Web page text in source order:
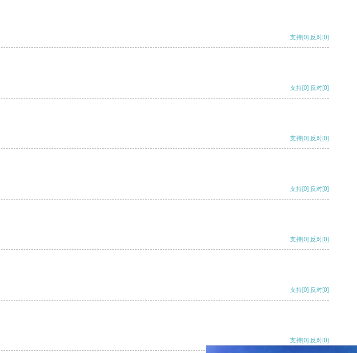
支持[0] 反对[0]
支持[0] 反对[0]
支持[0] 反对[0]
支持[0] 反对[0]
支持[0] 反对[0]
支持[0] 反对[0]
支持[0] 反对[0]